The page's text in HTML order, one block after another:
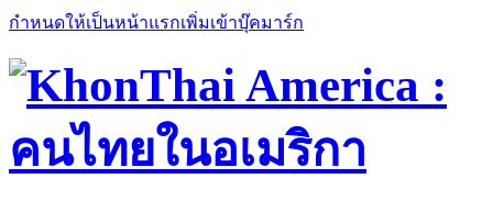
กำหนดให้เป็นหน้าแรกเพิ่มเข้าบุ๊คมาร์ก